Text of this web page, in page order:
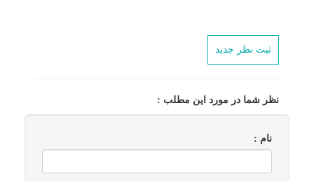
ثبت نظر جدید
نظر شما در مورد این مطلب :
نام :